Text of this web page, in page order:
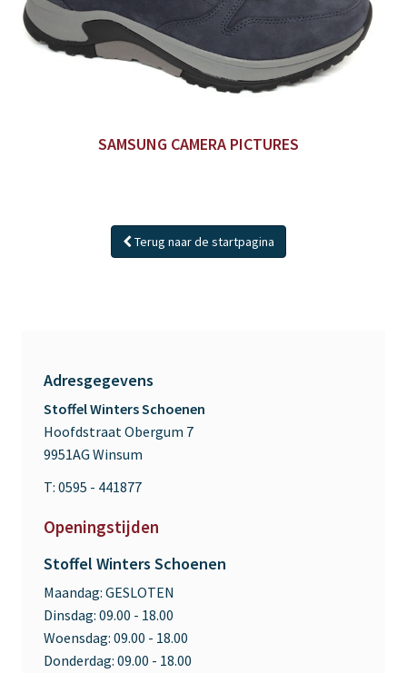
SAMSUNG CAMERA PICTURES
Terug naar de startpagina
Adresgegevens
Stoffel Winters Schoenen
Hoofdstraat Obergum 7
9951AG Winsum
T: 0595 - 441877
Openingstijden
Stoffel Winters Schoenen
Maandag: GESLOTEN
Dinsdag: 09.00 - 18.00
Woensdag: 09.00 - 18.00
Donderdag: 09.00 - 18.00